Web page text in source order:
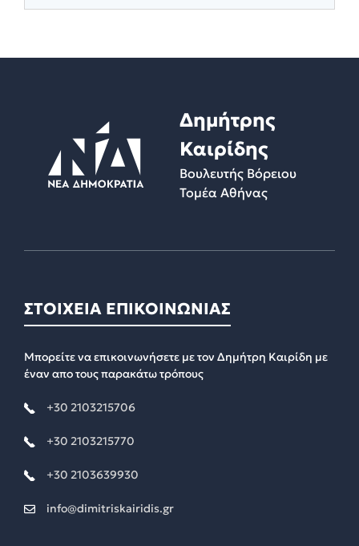
Δημήτρης
Καιρίδης
Βουλευτής Βόρειου
Τομέα Αθήνας
ΣΤΟΙΧΕΙΑ ΕΠΙΚΟΙΝΩΝΙΑΣ
Μπορείτε να επικοινωνήσετε με τον Δημήτρη Καιρίδη με
έναν απο τους παρακάτω τρόπους
+30 2103215706
+30 2103215770
+30 2103639930
info@dimitriskairidis.gr